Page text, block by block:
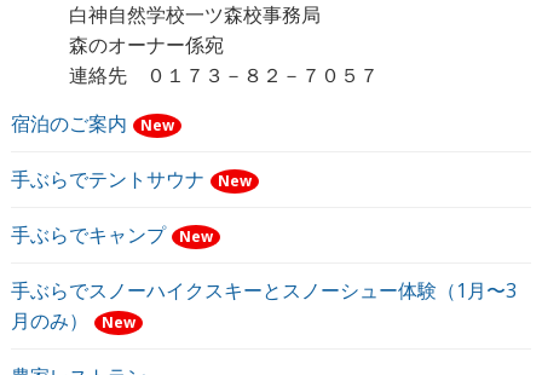
白神自然学校一ツ森校事務局
森のオーナー係宛
連絡先 ０１７３－８２－７０５７
宿泊のご案内
New
手ぶらでテントサウナ New
手ぶらでキャンプ New
手ぶらでスノーハイクスキーとスノーシュー体験（1月〜3
月のみ）
New